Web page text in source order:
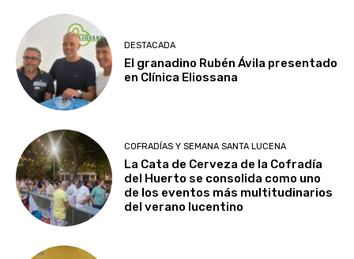
DESTACADA
El granadino Rubén Ávila presentado
en Clínica Eliossana
COFRADÍAS Y SEMANA SANTA LUCENA
La Cata de Cerveza de la Cofradía
del Huerto se consolida como uno
de los eventos más multitudinarios
del verano lucentino